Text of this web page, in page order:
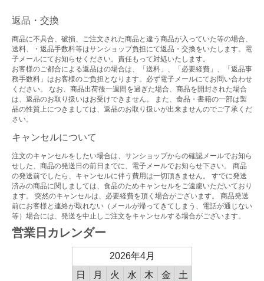
返品・交換
商品に不具合、破損、ご注文された商品と違う商品が入っていた等の場合、
送料、・返品手数料等はサンショップ負担にて返品・交換をいたします。電
子メールにてお知らせください。責任もって対処いたします。
お客様のご都合による返品はの場合は、「送料」、「必要経費」、「返品事
務手数料」はお客様のご負担となります。必ず電子メールにてお問い合わせ
ください。 なお、商品出荷後一週間を過ぎた場合、商品を開封された場合
は、返品のお取り扱いはお受けできません。 また、食品・書籍の一部は製
品の性質上につきましては、返品のお取り扱いが出来ませんのでご了承くだ
さい。
キャンセルについて
注文のキャンセルをしたい場合は、サンショップからの確認メールでお知ら
せした、商品の発送日の前日までに、電子メールでお知らせ下さい。 商品
の発送前でしたら、キャンセルに伴う費用は一切頂きません。 すでに発送
済みの商品に関しましては、食品のためキャンセルをご遠慮いただいており
ます。 突然のキャンセルは、必要経費を頂く場合がございます。 商品発送
前にお客様と連絡が取れない（メールが帰ってきてしまう、電話が通じない
等）場合には、発送を中止しご注文をキャンセルする場合がございます。
営業日カレンダー
2026年4月
日
月 火 水 木 金
土